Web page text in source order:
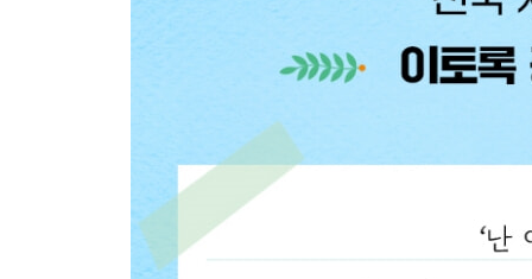
에필로그 믿는다, 나는 믿는다, 나는 너를 믿는다!